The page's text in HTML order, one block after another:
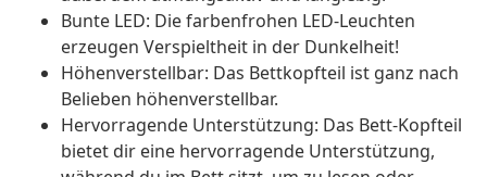
Bunte LED: Die farbenfrohen LED-Leuchten
erzeugen Verspieltheit in der Dunkelheit!
Höhenverstellbar: Das Bettkopfteil ist ganz nach
Belieben höhenverstellbar.
Hervorragende Unterstützung: Das Bett-Kopfteil
bietet dir eine hervorragende Unterstützung,